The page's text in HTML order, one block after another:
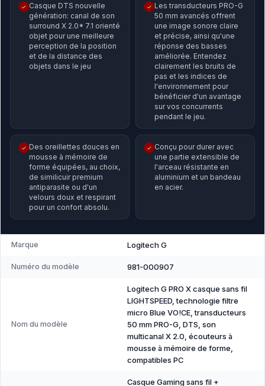
✓ Casque DTS nouvelle
génération: canal de son
surround X 2.0* 7.1 orienté
objet pour une meilleure
perception de la position
et de la distance des
objets dans le jeu
✓ Les transducteurs PRO-G
50 mm avancés offrent
une image sonore claire
et précise, ainsi qu'une
réponse des basses
améliorée. Entendez
clairement les bruits de
pas et les indices de
l'environnement pour
bénéficier d'un avantage
sur vos concurrents
pendant le jeu.
✓ Des oreillettes douces en
mousse à mémoire de
forme équipées, au choix,
de similicuir premium
antiparasite ou d'un
velours doux et respirant
pour un confort absolu.
✓ Conçu pour durer avec
une partie extensible de
l'arceau résistante en
aluminium et un bandeau
en acier.
Marque Logitech G
Numéro du modèle 981-000907
Nom du modèle
Logitech G PRO X casque sans fil
LIGHTSPEED, technologie filtre
micro Blue VO!CE, transducteurs
50 mm PRO-G, DTS, son
multicanal X 2.0, écouteurs à
mousse à mémoire de forme,
compatibles PC
Casque Gaming sans fil +